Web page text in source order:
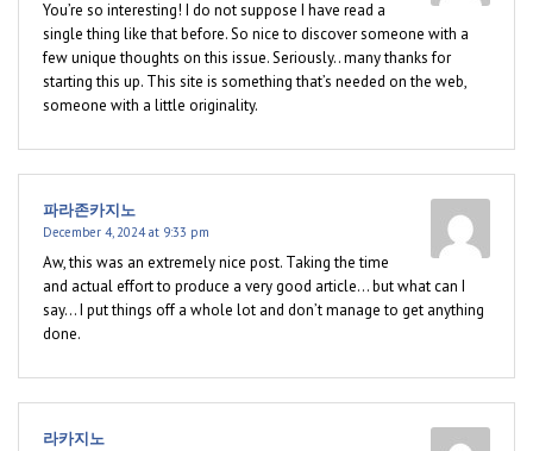
You’re so interesting! I do not suppose I have read a
single thing like that before. So nice to discover someone with a
few unique thoughts on this issue. Seriously.. many thanks for
starting this up. This site is something that’s needed on the web,
someone with a little originality.
파라존카지노
December 4, 2024 at 9:33 pm
Aw, this was an extremely nice post. Taking the time
and actual effort to produce a very good article… but what can I
say… I put things off a whole lot and don’t manage to get anything
done.
라카지노